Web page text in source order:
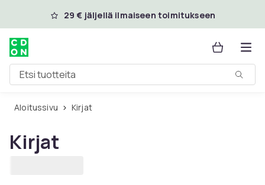
Ohita ja siirry pääsisältöön
29 € jäljellä ilmaiseen toimitukseen
Etsi tuotteita
Aloitussivu Kirjat
Kirjat